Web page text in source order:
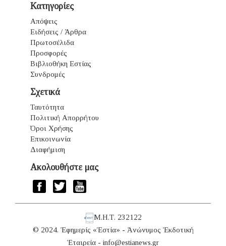
Κατηγορίες
Απόψεις
Ειδήσεις / Άρθρα
Πρωτοσέλιδα
Προσφορές
Βιβλιοθήκη Εστίας
Συνδρομές
Σχετικά
Ταυτότητα
Πολιτική Απορρήτου
Όροι Χρήσης
Επικοινωνία
Διαφήμιση
Ακολουθήστε μας
Μ.Η.Τ. 232122
© 2024. Ἐφημερίς «Ἑστία» - Ἀνώνυμος Ἐκδοτική
Ἑταιρεία - info@estianews.gr